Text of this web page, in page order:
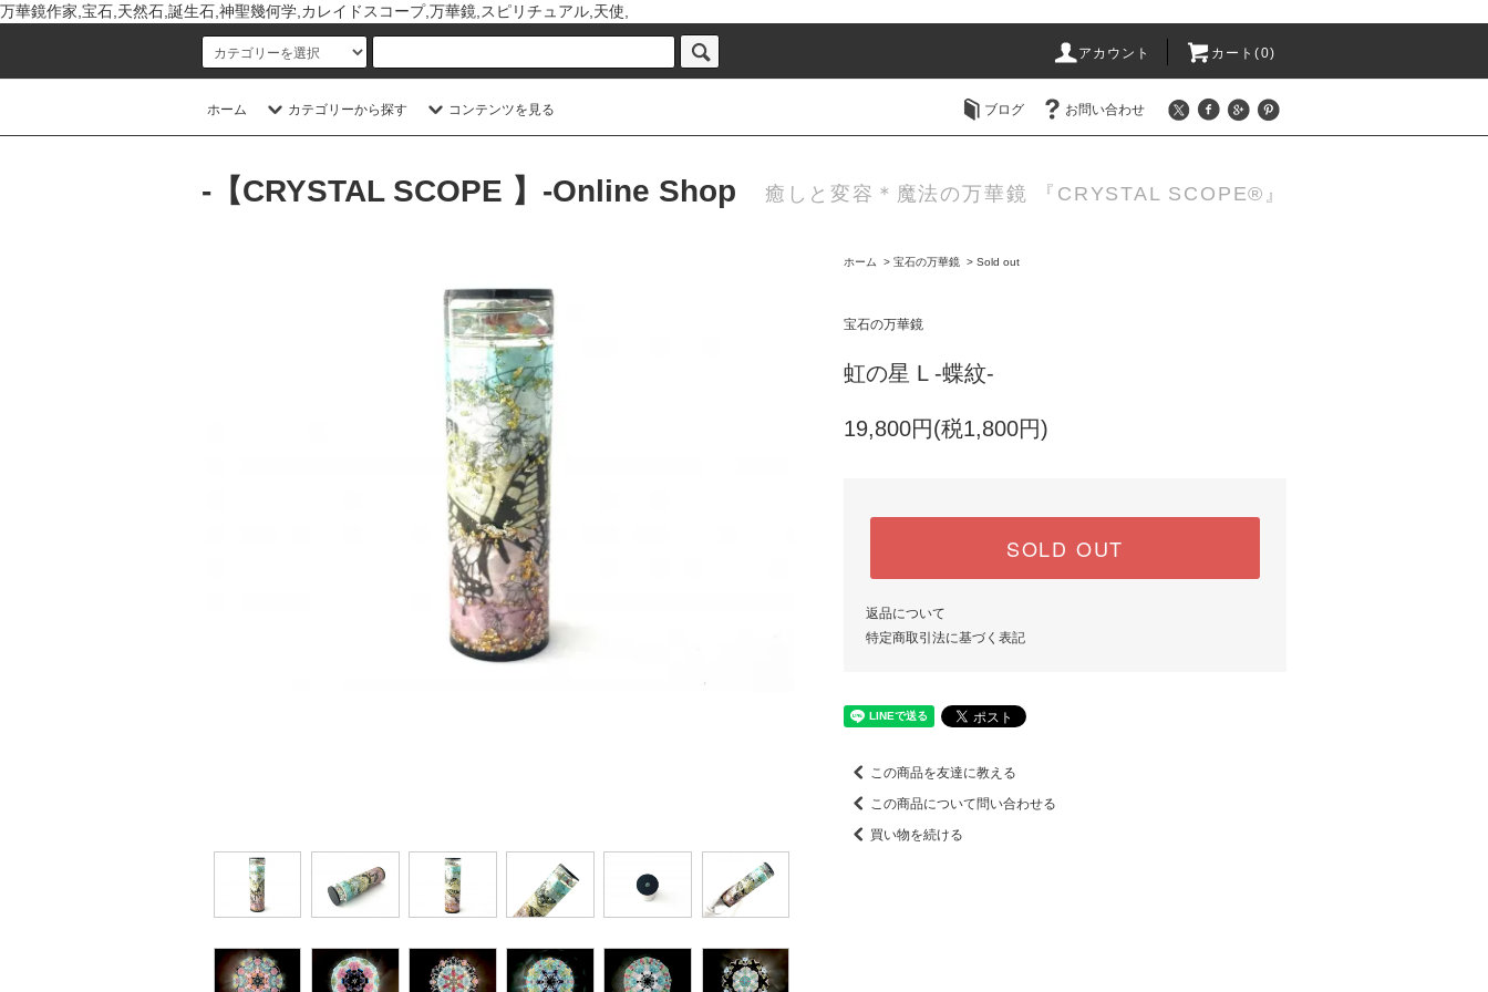
万華鏡作家,宝石,天然石,誕生石,神聖幾何学,カレイドスコープ,万華鏡,スピリチュアル,天使,
アカウント カート(0)
ホーム カテゴリーから探す コンテンツを見る ブログ お問い合わせ
-【CRYSTAL SCOPE 】-Online Shop 癒しと変容＊魔法の万華鏡 『CRYSTAL SCOPE®』
ホーム > 宝石の万華鏡 > Sold out
宝石の万華鏡
虹の星 L -蝶紋-
19,800円(税1,800円)
SOLD OUT
返品について
特定商取引法に基づく表記
この商品を友達に教える
この商品について問い合わせる
買い物を続ける